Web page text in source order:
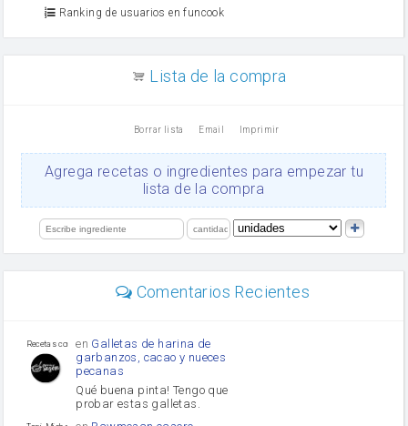
Zumo de limón
arroz
Ajos
orégano
limón
Ranking de usuarios en funcook
Lista de la compra
Borrar lista Email Imprimir
Agrega recetas o ingredientes para empezar tu
lista de la compra
Comentarios Recientes
Recetas con sazon
en Galletas de harina de
garbanzos, cacao y nueces
pecanas
Qué buena pinta! Tengo que
probar estas galletas.